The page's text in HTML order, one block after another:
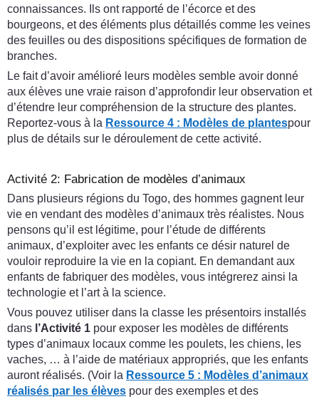
connaissances. Ils ont rapporté de l’écorce et des
bourgeons, et des éléments plus détaillés comme les veines
des feuilles ou des dispositions spécifiques de formation de
branches.
Le fait d’avoir amélioré leurs modèles semble avoir donné
aux élèves une vraie raison d’approfondir leur observation et
d’étendre leur compréhension de la structure des plantes.
Reportez-vous à la Ressource 4 : Modèles de plantespour
plus de détails sur le déroulement de cette activité.
Activité 2: Fabrication de modèles d’animaux
Dans plusieurs régions du Togo, des hommes gagnent leur
vie en vendant des modèles d’animaux très réalistes. Nous
pensons qu’il est légitime, pour l’étude de différents
animaux, d’exploiter avec les enfants ce désir naturel de
vouloir reproduire la vie en la copiant. En demandant aux
enfants de fabriquer des modèles, vous intégrerez ainsi la
technologie et l’art à la science.
Vous pouvez utiliser dans la classe les présentoirs installés
dans l’Activité 1 pour exposer les modèles de différents
types d’animaux locaux comme les poulets, les chiens, les
vaches, … à l’aide de matériaux appropriés, que les enfants
auront réalisés. (Voir la Ressource 5 : Modèles d’animaux
réalisés par les élèves pour des exemples et des